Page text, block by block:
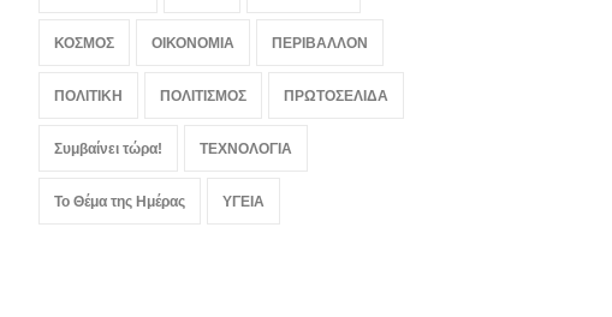
ΚΟΣΜΟΣ ΟΙΚΟΝΟΜΙΑ ΠΕΡΙΒΑΛΛΟΝ
ΠΟΛΙΤΙΚΗ ΠΟΛΙΤΙΣΜΟΣ ΠΡΩΤΟΣΕΛΙΔΑ
Συμβαίνει τώρα! ΤΕΧΝΟΛΟΓΙΑ
Το Θέμα της Ημέρας ΥΓΕΙΑ